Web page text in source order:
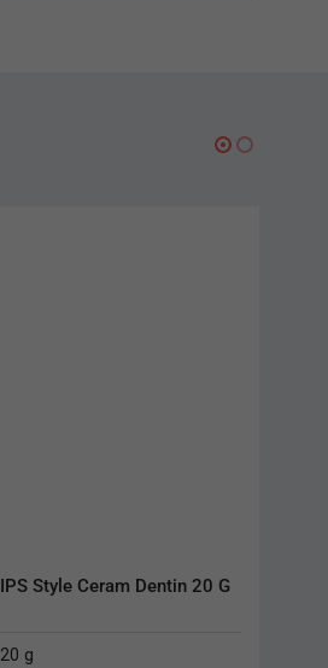
IPS Style Ceram Dentin 20 G
20 g